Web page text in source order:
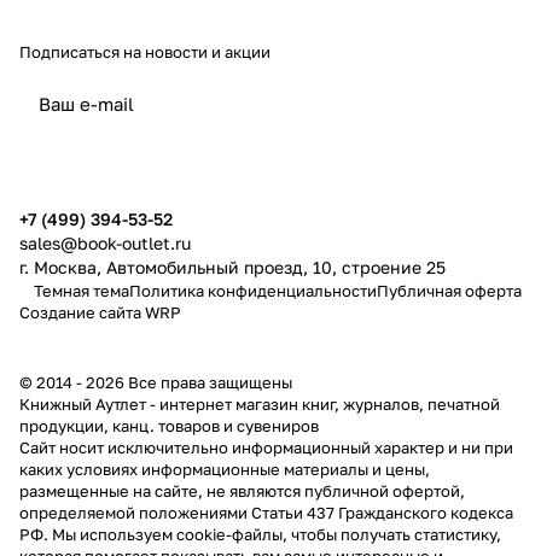
Подписаться на новости и акции
+7 (499) 394-53-52
sales@book-outlet.ru
г. Москва, Автомобильный проезд, 10, строение 25
Темная темаПолитика конфиденциальностиПубличная оферта
Создание сайтаWRP
© 2014 - 2026 Все права защищены
Книжный Аутлет - интернет магазин книг, журналов, печатной
продукции, канц. товаров и сувениров
Cайт носит исключительно информационный характер и ни при
каких условиях информационные материалы и цены,
размещенные на сайте, не являются публичной офертой,
определяемой положениями Статьи 437 Гражданского кодекса
РФ. Мы используем cookie-файлы, чтобы получать статистику,